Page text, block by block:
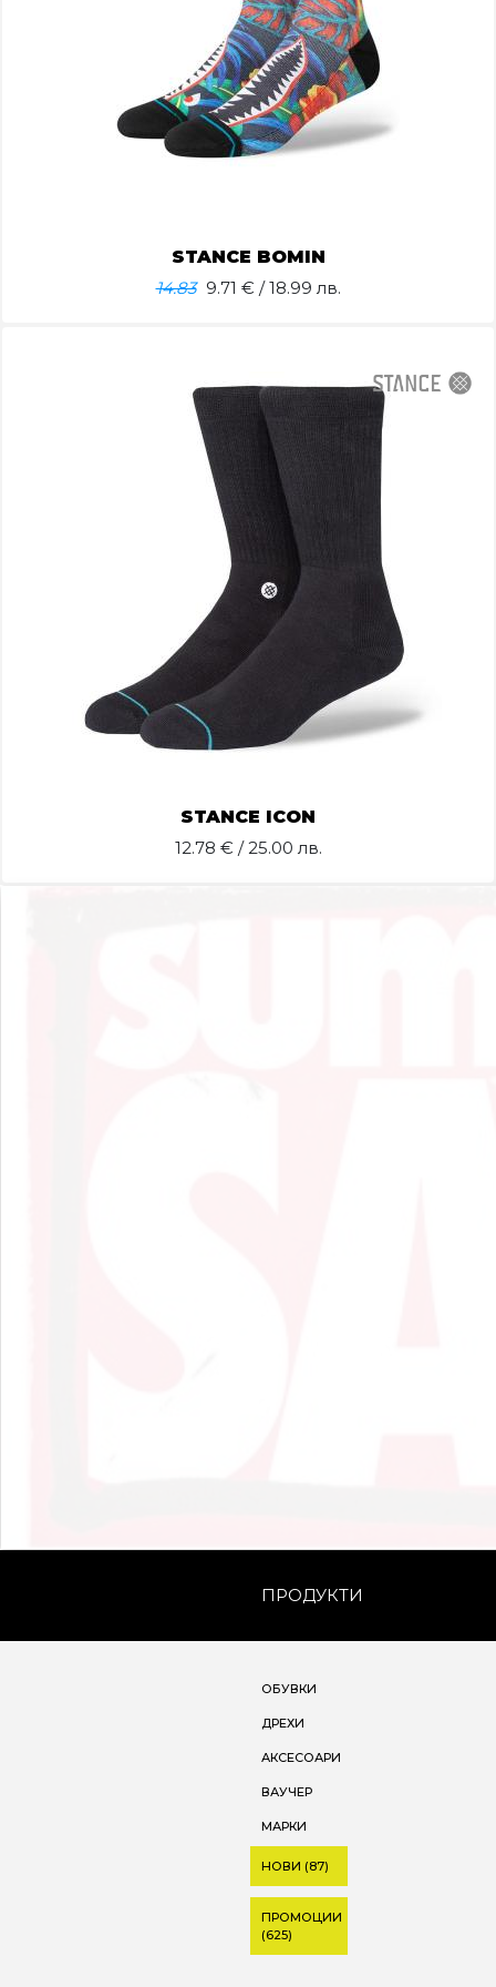
STANCE BOMIN
14.83 9.71 € / 18.99 лв.
STANCE ICON
12.78 € / 25.00 лв.
ПРОДУКТИ
ОБУВКИ
ДРЕХИ
АКСЕСОАРИ
ВАУЧЕР
МАРКИ
НОВИ (87)
ПРОМОЦИИ
(625)